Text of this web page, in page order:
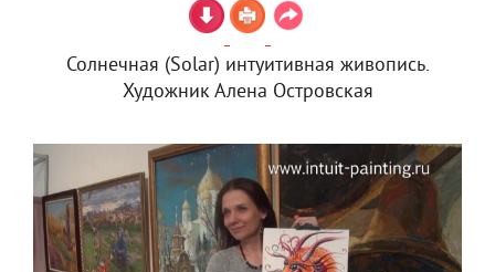
Солнечная (Solar) интуитивная живопись.
Художник Алена Островская